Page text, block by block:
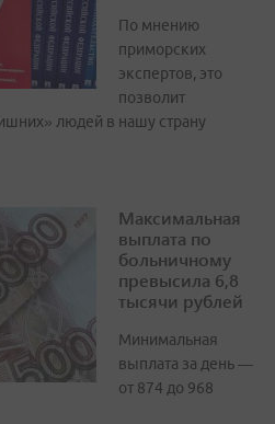
По мнению
приморских
экспертов, это
позволит
людей в нашу страну
Максимальная
выплата по
больничному
превысила 6,8
тысячи рублей
Минимальная
выплата за день —
от 874 до 968